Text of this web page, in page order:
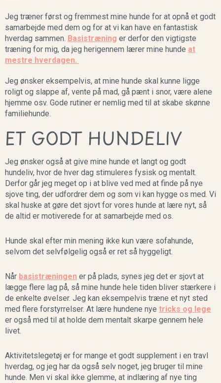
Jeg træner først og fremmest mine hunde for at opnå et godt
samarbejde med dem og for at vi kan have en fantastisk
hverdag sammen. Basistræning er derfor den vigtigste
træning for mig, da jeg herigennem lærer mine hunde at
mestre hverdagen.
Jeg ønsker eksempelvis, at mine hunde skal kunne ligge
roligt og slappe af, vente på mad, gå pænt i snor, være alene
hjemme osv. Gode rutiner er nemlig med til at skabe skønne
familiehunde.
ET GODT HUNDELIV
Jeg ønsker også at give mine hunde et langt og godt
hundeliv, hvor de hver dag stimuleres fysisk og mentalt.
Derfor går jeg meget op i at blive ved med at finde på nye
sjove ting, der udfordrer dem og som vi kan hygge os med. Vi
skal huske at gøre det sjovt for vores hunde at lære nyt, så
de altid er motiverede for at samarbejde med os.
Hunde skal efter min mening ikke kun være sofahunde,
selvom det selvfølgelig også er ret så hyggeligt.
Når basistræningen er på plads, synes jeg det er sjovt at
lægge flere lag på, så mine hunde hele tiden bliver stærkere i
de enkelte øvelser. Jeg kan eksempelvis træne et nyt sted
med flere forstyrrelser. At lære hundene nye tricks og lege
er også med til at holde dem mentalt skarpe gennem hele
livet.
Aktivitetslegetøj er for mange et godt supplement i en travl
hverdag, og jeg har da også selv noget, jeg bruger til mine
hunde. Men vi skal ikke glemme, at indlæring af nye ting